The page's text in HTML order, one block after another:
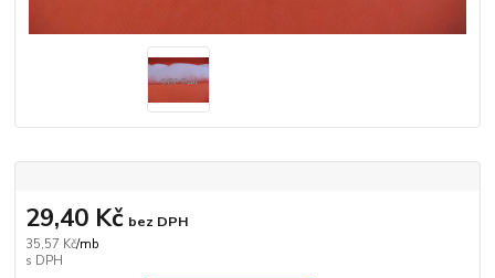
35,57 Kč/mb
29,40 Kč bez DPH